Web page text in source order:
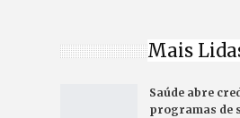
Mais
Saúde abre
programas de